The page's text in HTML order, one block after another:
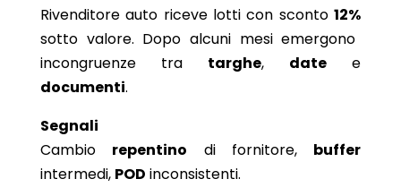
Rivenditore auto riceve lotti con sconto12%
sotto valore. Dopo alcuni mesi emergono
incongruenze tra targhe, date e
documenti.
Segnali
Cambio repentino di fornitore, buffer
intermedi, POD inconsistenti.